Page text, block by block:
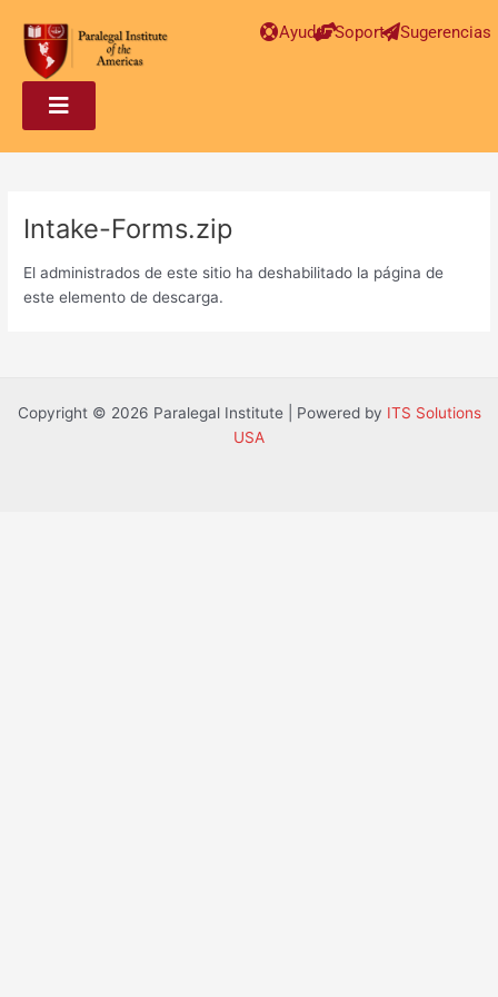
Ayuda Soporte Sugerencias
Intake-Forms.zip
El administrados de este sitio ha deshabilitado la página de
este elemento de descarga.
navigation
Copyright © 2026 Paralegal Institute | Powered by ITS Solutions
USA